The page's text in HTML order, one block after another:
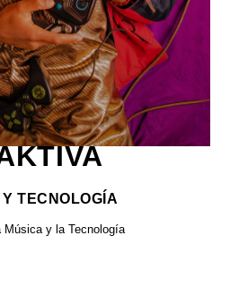
Y TECNOLOGÍA
Música y la Tecnología